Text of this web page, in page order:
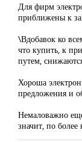
Для фирм
приближены к
\Вдобавок ко
что купить, к
путем,
Хороша
предложения и
Немаловажно
значит, по более